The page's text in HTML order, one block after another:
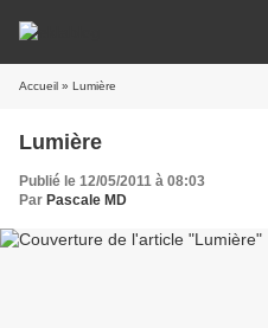
Accueil » Lumière
Lumière
Publié le 12/05/2011 à 08:03
Par Pascale MD